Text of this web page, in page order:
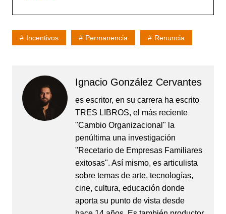
Incentivos Permanencia Renuncia
Ignacio González Cervantes
es escritor, en su carrera ha escrito
TRES LIBROS, el más reciente
"Cambio Organizacional" la
penúltima una investigación
"Recetario de Empresas Familiares
exitosas". Así mismo, es articulista
sobre temas de arte, tecnologías,
cine, cultura, educación donde
aporta su punto de vista desde